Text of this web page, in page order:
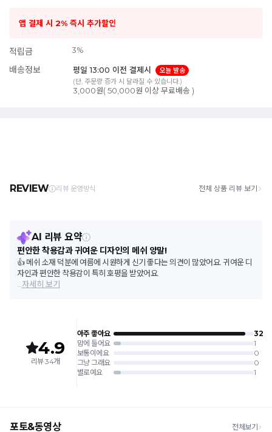
앱 결제 시 2% 즉시 추가할인
적립금 3%
배송정보 평일 13:00 이전 결제시
오늘 발송
(단, 주문량 증가 시 달라질 수 있습니다.)
3,000원( 50,000원 이상 무료배송 )